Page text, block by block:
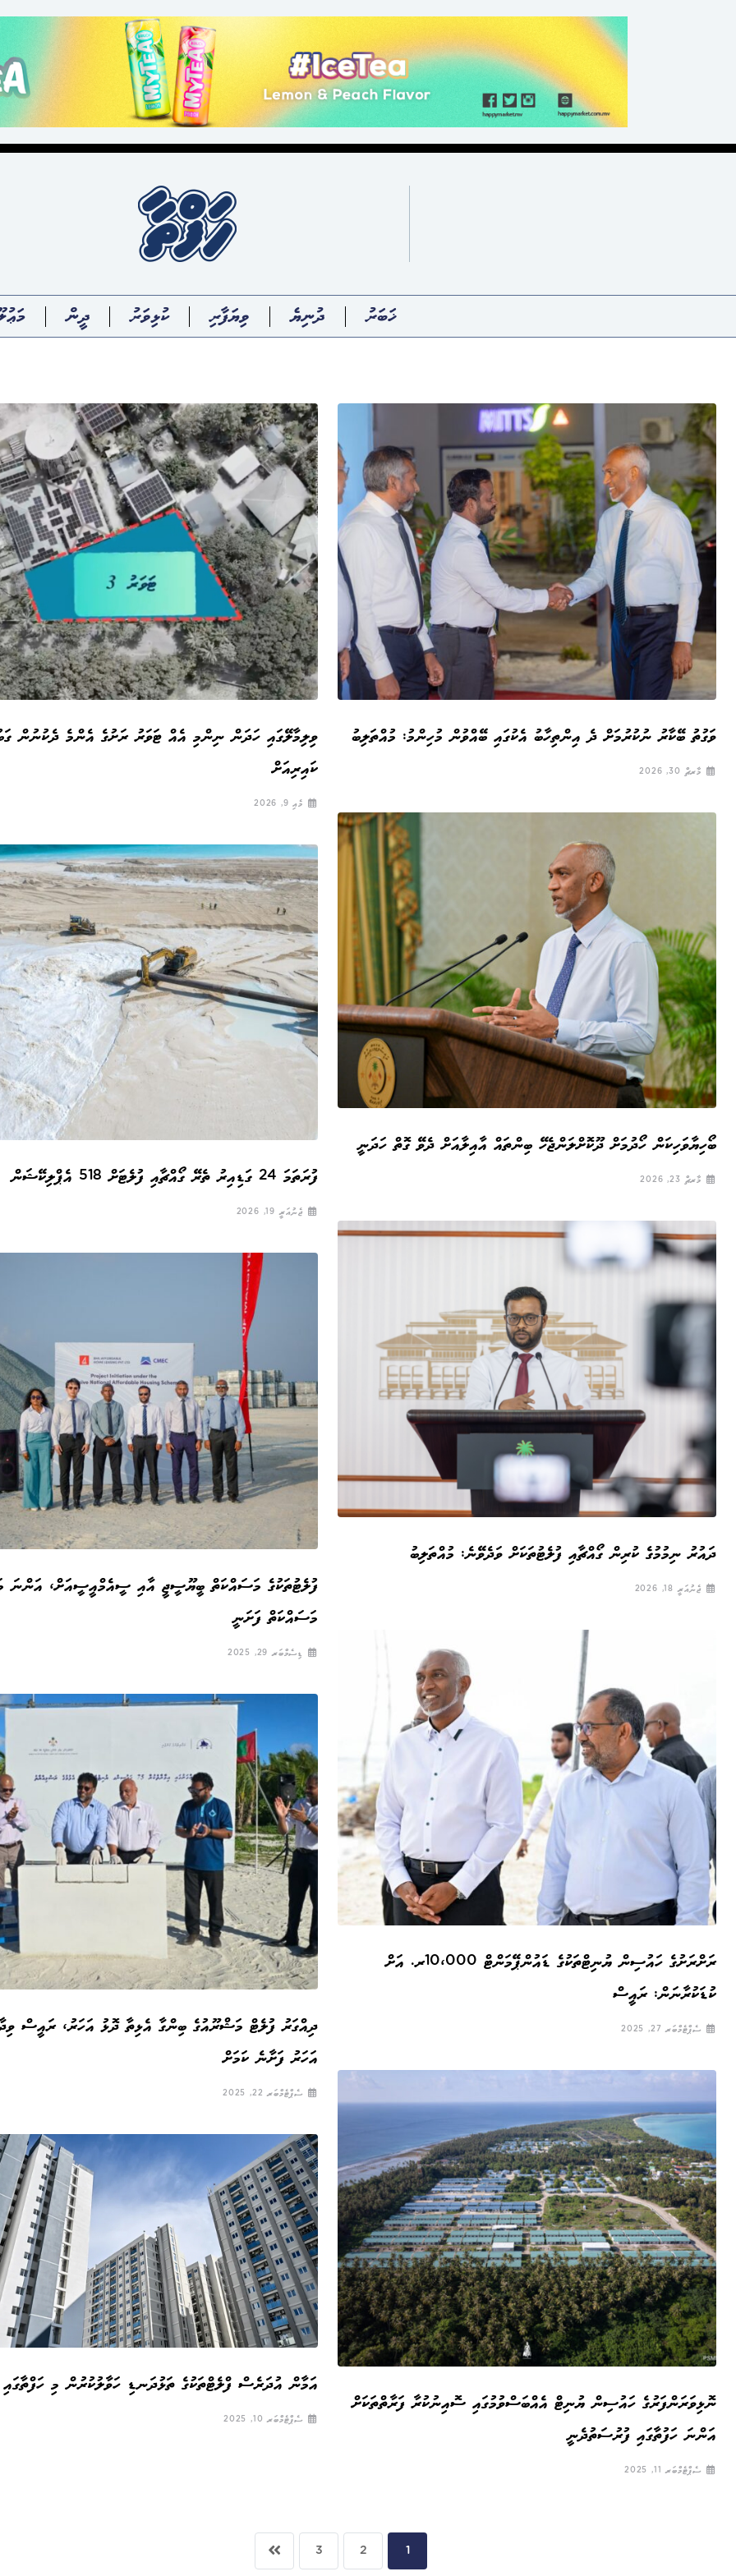
ޚަބަރު ދުނިޔެ ވިޔަފާރި ކުޅިވަރު ދީން
ވިލިމާލޭގައި ހަދަން ނިންމި އެއް ޓަވަރު ރަށުގެ އެންމެ ދެކުނުން
ކައިރިއަށް
މެއި 9, 2026
ވަގުތު ބޭކާރު ނުކުރުމަށް ދެ އިންތިހާބު އެކުގައި ބޭއްވުން މުހިންމު: މުއްތަލިބު
މާރޗް 30, 2026
ބޯހިޔާވަހިކަން ހޯދުމަށް ދޫކޮށްލަންޖެހޭ ބިންތައް އާއިލާއަށް ދެވޭ ގޮތް ހަދަނީ
މާރޗް 23, 2026 ފުރަތަމަ 24 ގަޑިއިރު ތެރޭ ގޯއްޗާއި ފުލެޓަށް 518 އެޕްލިކޭޝަން
ޖެނުއަރީ 19, 2026
ދައުރު ނިމުމުގެ ކުރިން ގޯއްޗާއި ފުލެޓުތަކަށް ވަދެވޭނެ: މުއްތަލިބު
ޖެނުއަރީ 18, 2026
ފުލެޓުތަކުގެ މަސައްކަތް ބީޔޫސީޖީ އާއި ސީއެމްއީސީއަށް، އަންނަ
މަސައްކަތް ފަށަނީ
ޑިސެމްބަރ 29, 2025
ރަށްރަށުގެ ހައުސިން ޔުނިޓްތަކުގެ ޑައުންޕޭމަންޓް 10،000ރ. އަށް
ކުޑަކުރާނަން: ރައީސް
ސެޕްޓެމްބަރ 27, 2025
ދިއްގަރު ފުލެޓް މަޝްރޫއުގެ ބިންގާ އެޅިތާ ދޮޅު އަހަރު، ރައީސް
އަހަރު ފަށާނެ ކަމަށް
ސެޕްޓެމްބަރ 22, 2025
ނޮޅިވަރަންފަރުގެ ހައުސިން ޔުނިޓް އެއްބަސްވުމުގައި ސޮއިނުކުރާ ފަރާތްތަކަށް
އަންނަ ހަފުތާގައި ފުރުސަތުދެނީ
ސެޕްޓެމްބަރ 11, 2025
އަމާން އުދަރެސް ފްލެޓްތަކުގެ ތަޅުދަނޑި ހަވާލުކުރުން މި
ސެޕްޓެމްބަރ 10, 2025
1
2
3